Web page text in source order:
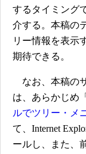
するタイミング
介する。本稿の
リー情報を表示
期待できる。
なお、本稿の
は、あらかじめ「
ルでツリー・メ
て、Internet
ールし、また、